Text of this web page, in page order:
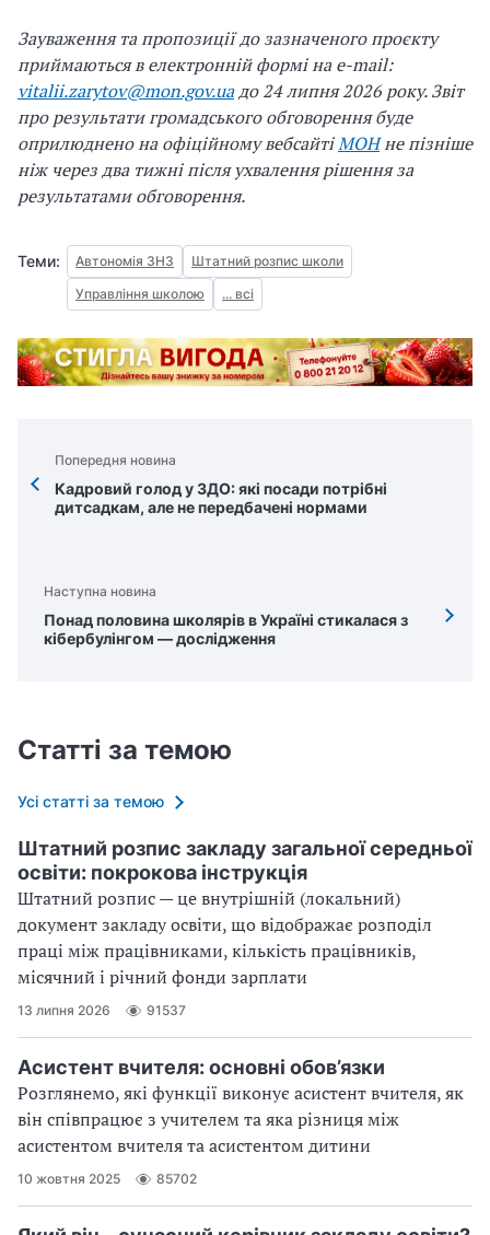
Зауваження та пропозиції до зазначеного проєкту
приймаються в електронній формі на e-mail:
vitalii.zarytov@mon.gov.uaдо 24 липня 2026 року. Звіт
про результати громадського обговорення буде
оприлюднено на офіційному вебсайтіМОНне пізніше
ніж через два тижні після ухвалення рішення за
результатами обговорення.
Теми: Автономія ЗНЗ
Штатний розпис школи
Управління школою
... всі
Попередня новина
Кадровий голод у ЗДО: які посади потрібні
дитсадкам, але не передбачені нормами
Наступна новина
Понад половина школярів в Україні стикалася з
кібербулінгом — дослідження
Статті за темою
Усі статті за темою
Штатний розпис закладу загальної середньої
освіти: покрокова інструкція
Штатний розпис — це внутрішній (локальний)
документ закладу освіти, що відображає розподіл
праці між працівниками, кількість працівників,
місячний і річний фонди зарплати
13 липня 2026 91537
Асистент вчителя: основні обов’язки
Розглянемо, які функції виконує асистент вчителя, як
він співпрацює з учителем та яка різниця між
асистентом вчителя та асистентом дитини
10 жовтня 2025 85702